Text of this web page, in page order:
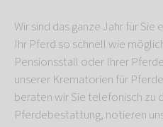
Wir sind das ganze Jahr für
Ihr Pferd so schnell wie
Pensionsstall oder Ihrer
unserer Krematorien für
beraten wir Sie telefonisch zu
Pferdebestattung, notieren